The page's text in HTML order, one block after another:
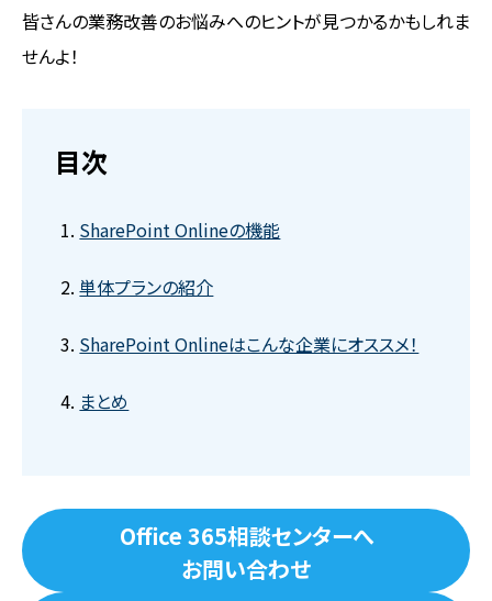
皆さんの業務改善のお悩みへのヒントが見つかるかもしれま
せんよ！
目次
SharePoint Onlineの機能
単体プランの紹介
SharePoint Onlineはこんな企業にオススメ！
まとめ
Office 365相談センターへ
お問い合わせ